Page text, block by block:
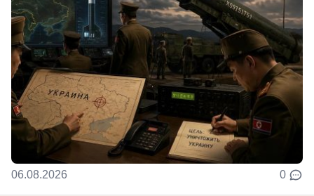
06.08.2026 0